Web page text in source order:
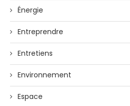
Énergie
Entreprendre
Entretiens
Environnement
Espace